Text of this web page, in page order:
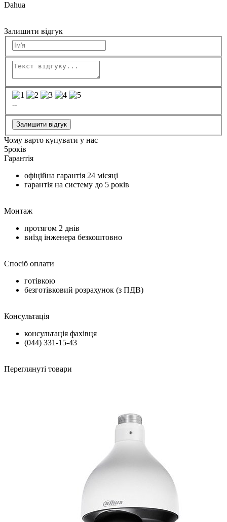
Dahua
Залишити відгук
--
Залишити відгук
Чому варто купувати у нас
5років
Гарантія
офіційна гарантія 24 місяці
гарантія на систему до 5 років
Монтаж
протягом 2 днів
виїзд інженера безкоштовно
Спосіб оплати
готівкою
безготівковий розрахунок (з ПДВ)
Консультація
консультація фахівця
(044) 331-15-43
Переглянуті товари